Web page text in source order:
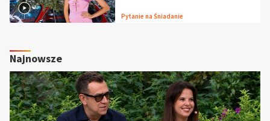
Pytanie na Śniadanie
Najnowsze